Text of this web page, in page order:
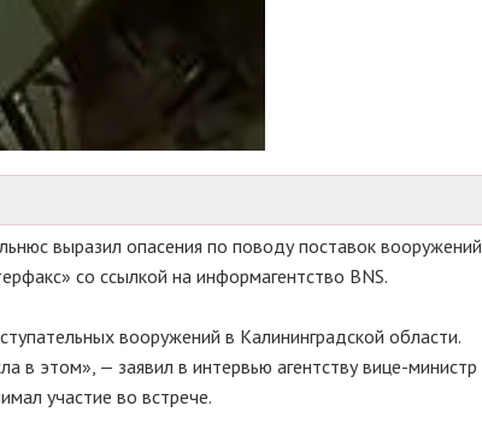
выразил опасения по поводу поставок вооружений
со ссылкой на информагентство BNS.
вооружений в Калининградской области.
в этом», — заявил в интервью агентству вице-министр
участие во встрече.